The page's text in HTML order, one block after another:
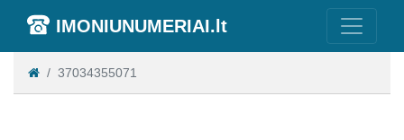
IMONIUNUMERIAI.lt
37034355071